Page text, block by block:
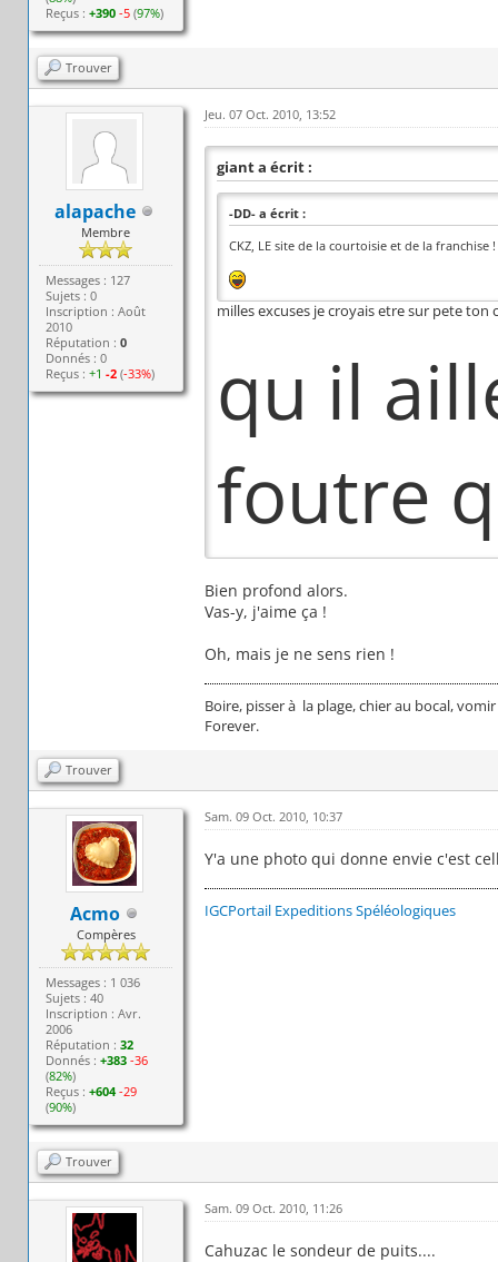
Reçus :+390 -5 (97%)
Trouver
alapache
Membre
Messages : 127
Sujets : 0
Inscription : Août
2010
Réputation :0
Donnés : 0
Reçus :+1 -2 (-33%)
Jeu. 07 Oct. 2010, 13:52
giant a écrit :
-DD- a écrit :
CKZ, LE site de la courtoisie et de la franchise !
milles excuses je croyais etre sur pete ton
qu il
foutre
Bien profond alors.
Vas-y, j'aime ça !
Oh, mais je ne sens rien !
Boire, pisser à la plage, chier au bocal,
Forever.
Trouver
Acmo
Compères
Messages : 1 036
Sujets : 40
Inscription : Avr.
2006
Réputation :32
Donnés :+383 -36
(82%)
Reçus :+604 -29
(90%)
Sam. 09 Oct. 2010, 10:37
Y'a une photo qui donne envie c'est
IGCPortail Expeditions Spéléologiques
Trouver
Sam. 09 Oct. 2010, 11:26
Cahuzac le sondeur de puits....